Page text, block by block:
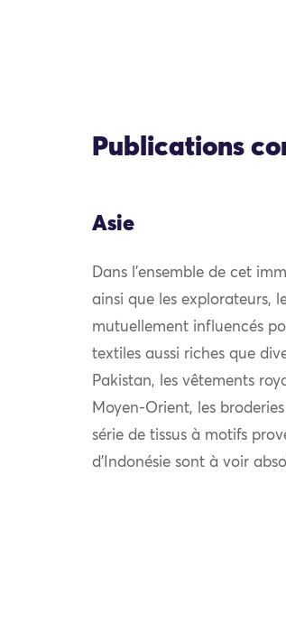
Publications
Asie
Dans l’ensemble de cet
ainsi que les explorateurs,
mutuellement influencés
textiles aussi riches que
Pakistan, les vêtements
Moyen-Orient, les
série de tissus à motifs
d’Indonésie sont à voir